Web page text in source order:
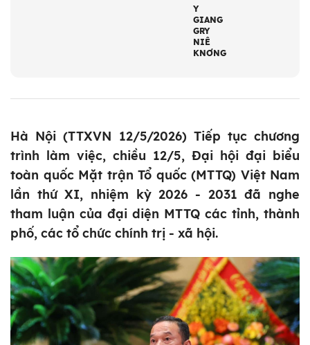
Y
GIANG
GRY
NIÊ
KNƠNG
Hà Nội (TTXVN 12/5/2026) Tiếp tục chương
trình làm việc, chiều 12/5, Đại hội đại biểu
toàn quốc Mặt trận Tổ quốc (MTTQ) Việt Nam
lần thứ XI, nhiệm kỳ 2026 - 2031 đã nghe
tham luận của đại diện MTTQ các tỉnh, thành
phố, các tổ chức chính trị - xã hội.